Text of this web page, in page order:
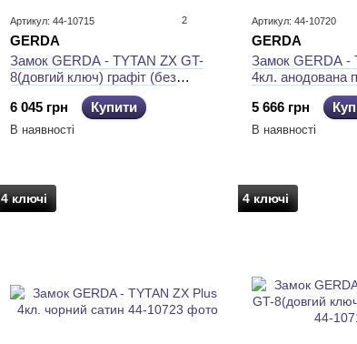
Артикул: 44-10715 2
GERDA
Замок GERDA - TYTAN ZX GT-
8(довгий ключ) графіт (без
6 045 грн
Купити
В наявності
Артикул: 44-10720
GERDA
Замок GERDA -
4кл. анодована
5 666 грн
В наявності
4 ключі 4 ключі